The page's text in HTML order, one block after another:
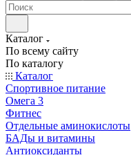
Каталог
По всему сайту
По каталогу
Каталог
Спортивное питание
Омега 3
Фитнес
Отдельные аминокислоты
БАДы и витамины
Антиоксиданты